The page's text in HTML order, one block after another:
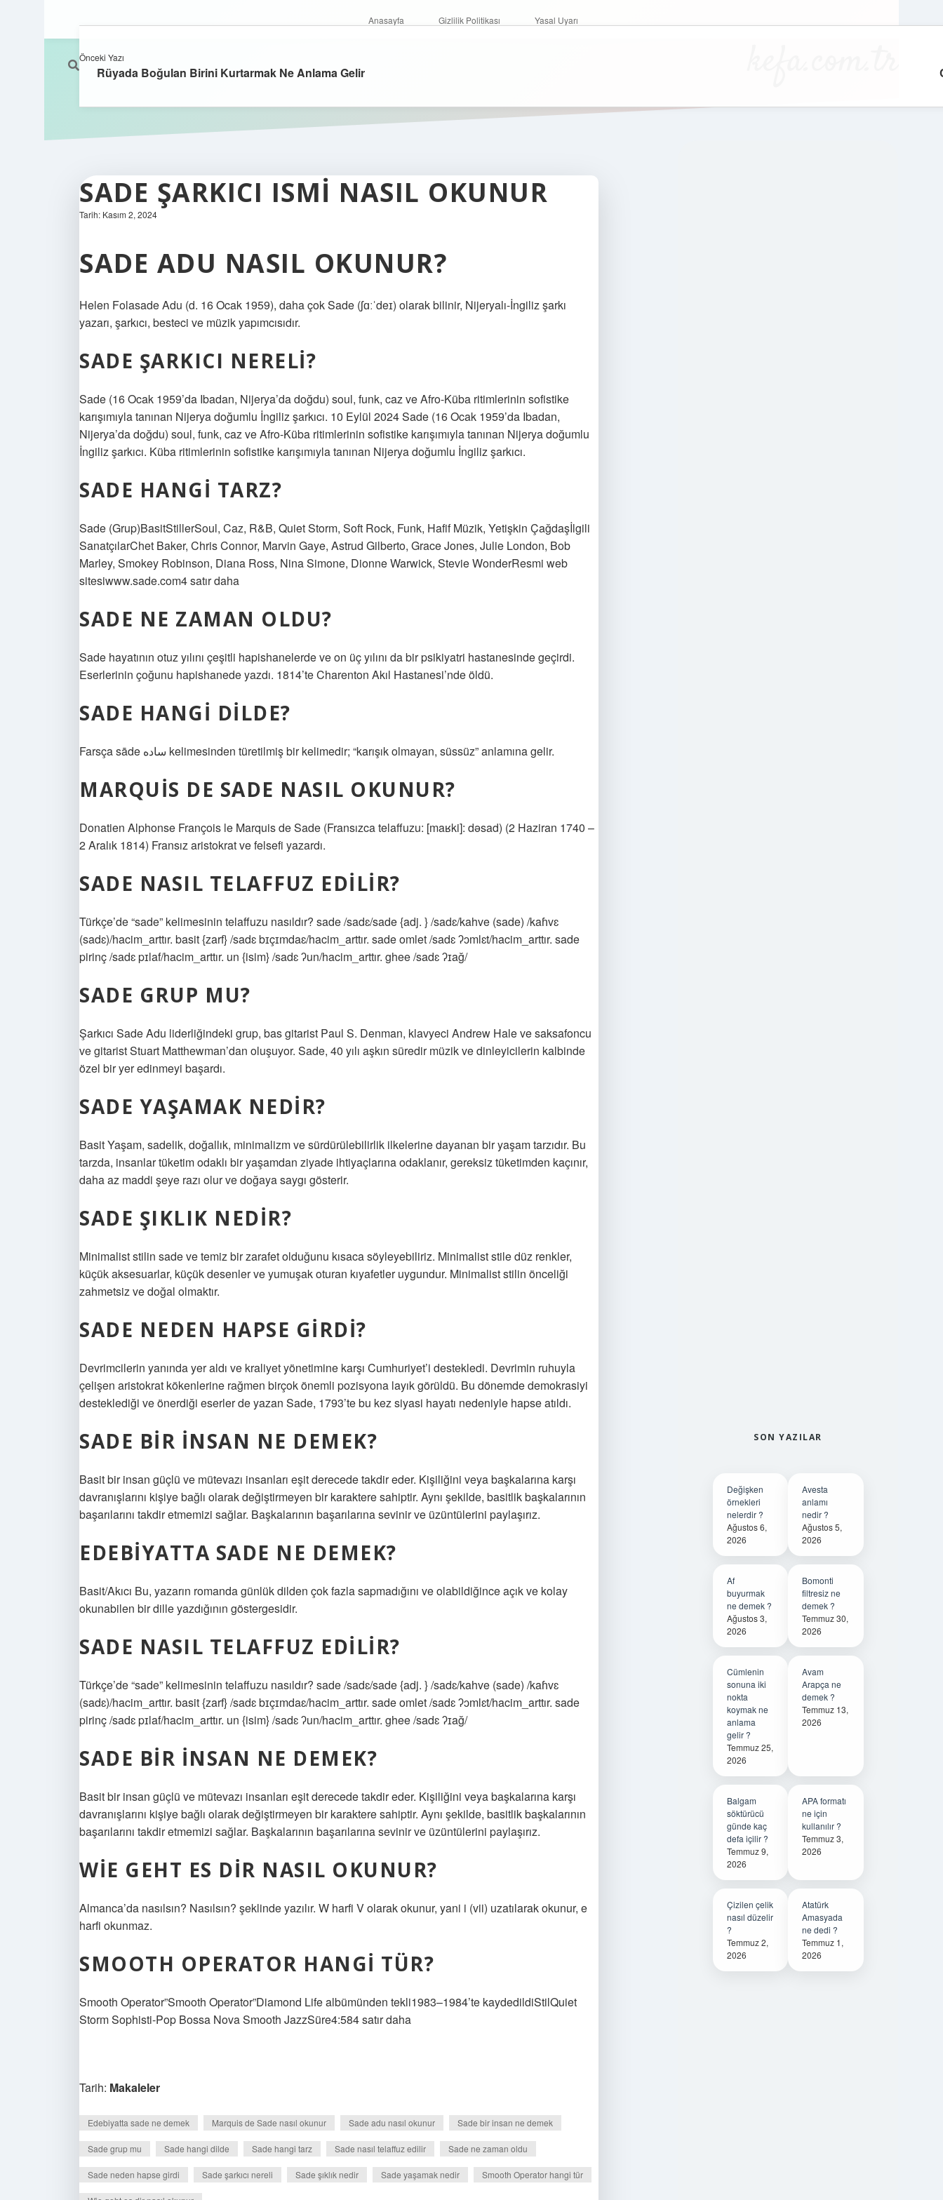
Anasayfa Gizlilik Politikası Yasal Uyarı
SADE ŞARKICI ISMI NASIL OKUNUR
Tarih: Kasım 2, 2024
SADE ADU NASIL OKUNUR?
Helen Folasade Adu (d. 16 Ocak 1959), daha çok Sade (ʃɑːˈdeɪ) olarak bilinir, Nijeryalı-İngiliz şarkı
yazarı, şarkıcı, besteci ve müzik yapımcısıdır.
SADE ŞARKICI NERELI?
Sade (16 Ocak 1959’da Ibadan, Nijerya’da doğdu) soul, funk, caz ve Afro-Küba ritimlerinin sofistike
karışımıyla tanınan Nijerya doğumlu İngiliz şarkıcı. 10 Eylül 2024 Sade (16 Ocak 1959’da Ibadan,
Nijerya’da doğdu) soul, funk, caz ve Afro-Küba ritimlerinin sofistike karışımıyla tanınan Nijerya doğumlu
İngiliz şarkıcı. Küba ritimlerinin sofistike karışımıyla tanınan Nijerya doğumlu İngiliz şarkıcı.
SADE HANGI TARZ?
Sade (Grup)BasitStillerSoul, Caz, R&B, Quiet Storm, Soft Rock, Funk, Hafif Müzik, Yetişkin Çağdaşİlgili
SanatçılarChet Baker, Chris Connor, Marvin Gaye, Astrud Gilberto, Grace Jones, Julie London, Bob
Marley, Smokey Robinson, Diana Ross, Nina Simone, Dionne Warwick, Stevie WonderResmi web
sitesiwww.sade.com4 satır daha
SADE NE ZAMAN OLDU?
Sade hayatının otuz yılını çeşitli hapishanelerde ve on üç yılını da bir psikiyatri hastanesinde geçirdi.
Eserlerinin çoğunu hapishanede yazdı. 1814’te Charenton Akıl Hastanesi’nde öldü.
SADE HANGI DILDE?
Farsça sāde ساده kelimesinden türetilmiş bir kelimedir; “karışık olmayan, süssüz” anlamına gelir.
MARQUIS DE SADE NASIL OKUNUR?
Donatien Alphonse François le Marquis de Sade (Fransızca telaffuzu: [maʁki]: dəsad) (2 Haziran 1740 –
2 Aralık 1814) Fransız aristokrat ve felsefi yazardı.
SADE NASIL TELAFFUZ EDILIR?
Türkçe’de “sade” kelimesinin telaffuzu nasıldır? sade /sadɛ/sade {adj. } /sadɛ/kahve (sade) /kaɦvɛ
(sadɛ)/hacim_arttır. basit {zarf} /sadɛ bɪçɪmdaɛ/hacim_arttır. sade omlet /sadɛ ʔɔmlɛt/hacim_arttır. sade
pirinç /sadɛ pɪlaf/hacim_arttır. un {isim} /sadɛ ʔun/hacim_arttır. ghee /sadɛ ʔɪağ/
SADE GRUP MU?
Şarkıcı Sade Adu liderliğindeki grup, bas gitarist Paul S. Denman, klavyeci Andrew Hale ve saksafoncu
ve gitarist Stuart Matthewman’dan oluşuyor. Sade, 40 yılı aşkın süredir müzik ve dinleyicilerin kalbinde
özel bir yer edinmeyi başardı.
SADE YAŞAMAK NEDIR?
Basit Yaşam, sadelik, doğallık, minimalizm ve sürdürülebilirlik ilkelerine dayanan bir yaşam tarzıdır. Bu
tarzda, insanlar tüketim odaklı bir yaşamdan ziyade ihtiyaçlarına odaklanır, gereksiz tüketimden kaçınır,
daha az maddi şeye razı olur ve doğaya saygı gösterir.
SADE ŞIKLIK NEDIR?
Minimalist stilin sade ve temiz bir zarafet olduğunu kısaca söyleyebiliriz. Minimalist stile düz renkler,
küçük aksesuarlar, küçük desenler ve yumuşak oturan kıyafetler uygundur. Minimalist stilin önceliği
zahmetsiz ve doğal olmaktır.
SADE NEDEN HAPSE GIRDI?
Devrimcilerin yanında yer aldı ve kraliyet yönetimine karşı Cumhuriyet’i destekledi. Devrimin ruhuyla
çelişen aristokrat kökenlerine rağmen birçok önemli pozisyona layık görüldü. Bu dönemde demokrasiyi
desteklediği ve önerdiği eserler de yazan Sade, 1793’te bu kez siyasi hayatı nedeniyle hapse atıldı.
SADE BIR INSAN NE DEMEK?
Basit bir insan güçlü ve mütevazı insanları eşit derecede takdir eder. Kişiliğini veya başkalarına karşı
davranışlarını kişiye bağlı olarak değiştirmeyen bir karaktere sahiptir. Aynı şekilde, basitlik başkalarının
başarılarını takdir etmemizi sağlar. Başkalarının başarılarına sevinir ve üzüntülerini paylaşırız.
EDEBIYATTA SADE NE DEMEK?
Basit/Akıcı Bu, yazarın romanda günlük dilden çok fazla sapmadığını ve olabildiğince açık ve kolay
okunabilen bir dille yazdığının göstergesidir.
SADE NASIL TELAFFUZ EDILIR?
Türkçe’de “sade” kelimesinin telaffuzu nasıldır? sade /sadɛ/sade {adj. } /sadɛ/kahve (sade) /kaɦvɛ
(sadɛ)/hacim_arttır. basit {zarf} /sadɛ bɪçɪmdaɛ/hacim_arttır. sade omlet /sadɛ ʔɔmlɛt/hacim_arttır. sade
pirinç /sadɛ pɪlaf/hacim_arttır. un {isim} /sadɛ ʔun/hacim_arttır. ghee /sadɛ ʔɪağ/
SADE BIR INSAN NE DEMEK?
Basit bir insan güçlü ve mütevazı insanları eşit derecede takdir eder. Kişiliğini veya başkalarına karşı
davranışlarını kişiye bağlı olarak değiştirmeyen bir karaktere sahiptir. Aynı şekilde, basitlik başkalarının
başarılarını takdir etmemizi sağlar. Başkalarının başarılarına sevinir ve üzüntülerini paylaşırız.
WIE GEHT ES DIR NASIL OKUNUR?
Almanca’da nasılsın? Nasılsın? şeklinde yazılır. W harfi V olarak okunur, yani i (vii) uzatılarak okunur, e
harfi okunmaz.
SMOOTH OPERATOR HANGI TÜR?
Smooth Operator”Smooth Operator”Diamond Life albümünden tekli1983–1984’te kaydedildiStilQuiet
Storm Sophisti-Pop Bossa Nova Smooth JazzSüre4:584 satır daha
Tarih: Makaleler
Edebiyatta sade ne demek Marquis de Sade nasıl okunur Sade adu nasıl okunur Sade bir insan ne demek
Sade grup mu Sade hangi dilde Sade hangi tarz Sade nasıl telaffuz edilir Sade ne zaman oldu
Sade neden hapse girdi Sade şarkıcı nereli Sade şıklık nedir Sade yaşamak nedir Smooth Operator hangi tür
Önceki Yazı
Rüyada Boğulan Birini Kurtarmak Ne Anlama Gelir
SON YAZILAR
Değişken
örnekleri
nelerdir ?
Ağustos 6,
2026
Avesta
anlamı
nedir ?
Ağustos 5,
2026
Af
buyurmak
ne demek ?
Ağustos 3,
2026
Bomonti
filtresiz ne
demek ?
Temmuz 30,
2026
Cümlenin
sonuna iki
nokta
koymak ne
anlama
gelir ?
Temmuz 25,
2026
Avam
Arapça ne
demek ?
Temmuz 13,
2026
Balgam
söktürücü
günde kaç
defa içilir ?
Temmuz 9,
2026
APA formatı
ne için
kullanılır ?
Temmuz 3,
2026
Çizilen çelik
nasıl düzelir
?
Temmuz 2,
2026
Atatürk
Amasyada
ne dedi ?
Temmuz 1,
2026